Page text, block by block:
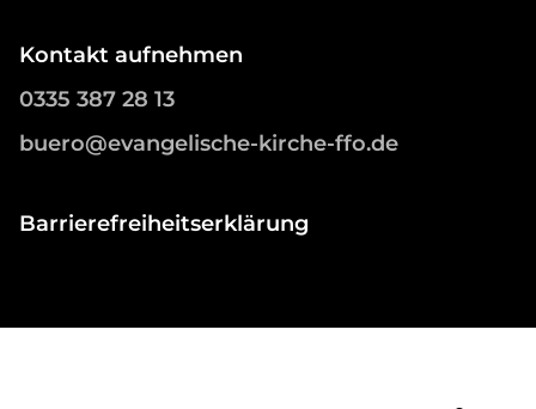
Kontakt aufnehmen
0335 387 28 13
buero@evangelische-kirche-ffo.de
Barrierefreiheitserklärung